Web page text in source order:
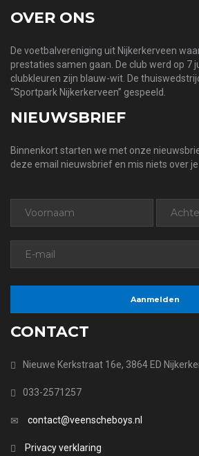
OVER ONS
De voetbalvereniging uit Nijkerkerveen
prestaties samen gaan. De club werd op 7
clubkleuren zijn blauw-wit. De
“Sportpark Nijkerkerveen” gespeeld.
NIEUWSBRIEF
Binnenkort starten we met onze
deze email nieuwsbrief en mis niets over
CONTACT
Nieuwe Kerkstraat 16e, 3864 ED
033-2571257
contact@veenscheboys.nl
Privacy verklaring